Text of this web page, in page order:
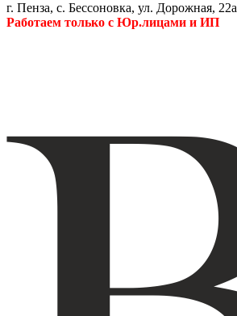
г. Пенза, с. Бессоновка, ул. Дорожная, 22а
Работаем только с Юр.лицами и ИП